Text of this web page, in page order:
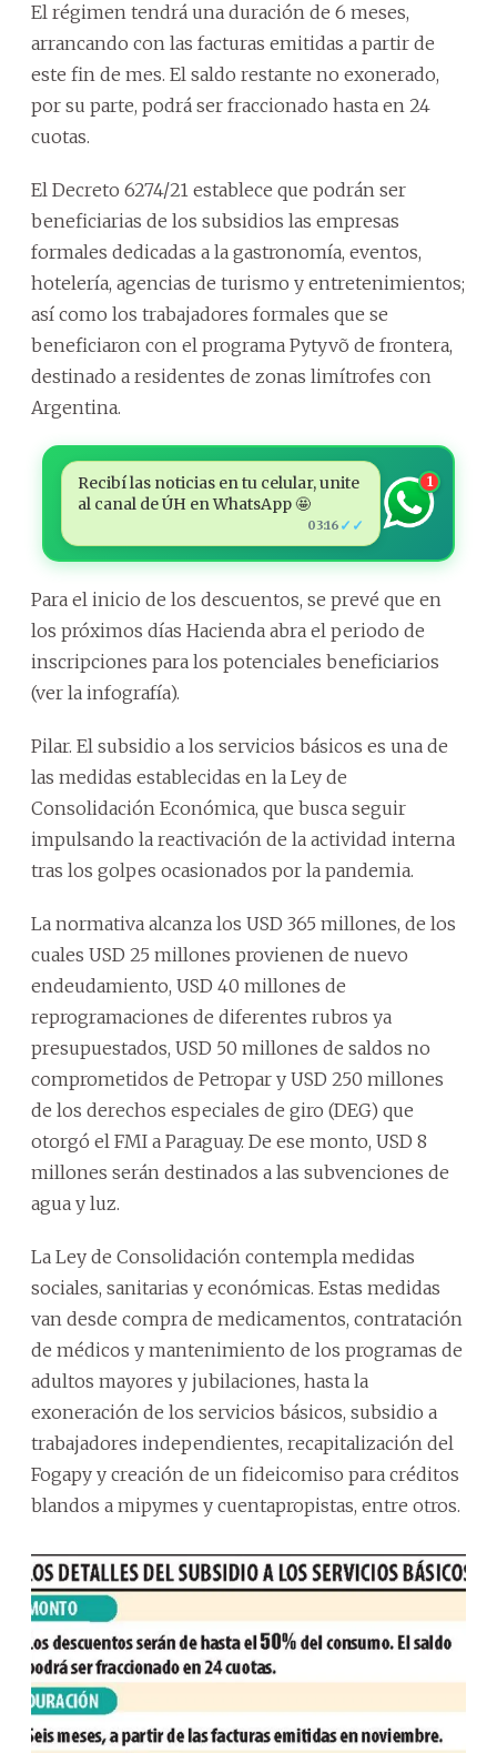
El régimen tendrá una duración de 6 meses,
arrancando con las facturas emitidas a partir de
este fin de mes. El saldo restante no exonerado,
por su parte, podrá ser fraccionado hasta en 24
cuotas.
El Decreto 6274/21 establece que podrán ser
beneficiarias de los subsidios las empresas
formales dedicadas a la gastronomía, eventos,
hotelería, agencias de turismo y entretenimientos;
así como los trabajadores formales que se
beneficiaron con el programa Pytyvõ de frontera,
destinado a residentes de zonas limítrofes con
Argentina.
Recibí las noticias en tu celular, unite
al canal de ÚH en WhatsApp 🤩
03:16 ✓✓
1
Para el inicio de los descuentos, se prevé que en
los próximos días Hacienda abra el periodo de
inscripciones para los potenciales beneficiarios
(ver la infografía).
Pilar. El subsidio a los servicios básicos es una de
las medidas establecidas en la Ley de
Consolidación Económica, que busca seguir
impulsando la reactivación de la actividad interna
tras los golpes ocasionados por la pandemia.
La normativa alcanza los USD 365 millones, de los
cuales USD 25 millones provienen de nuevo
endeudamiento, USD 40 millones de
reprogramaciones de diferentes rubros ya
presupuestados, USD 50 millones de saldos no
comprometidos de Petropar y USD 250 millones
de los derechos especiales de giro (DEG) que
otorgó el FMI a Paraguay. De ese monto, USD 8
millones serán destinados a las subvenciones de
agua y luz.
La Ley de Consolidación contempla medidas
sociales, sanitarias y económicas. Estas medidas
van desde compra de medicamentos, contratación
de médicos y mantenimiento de los programas de
adultos mayores y jubilaciones, hasta la
exoneración de los servicios básicos, subsidio a
trabajadores independientes, recapitalización del
Fogapy y creación de un fideicomiso para créditos
blandos a mipymes y cuentapropistas, entre otros.